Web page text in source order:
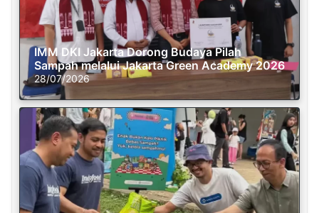
IMM DKI Jakarta Dorong Budaya Pilah
Sampah melalui Jakarta Green Academy 2026
28/07/2026